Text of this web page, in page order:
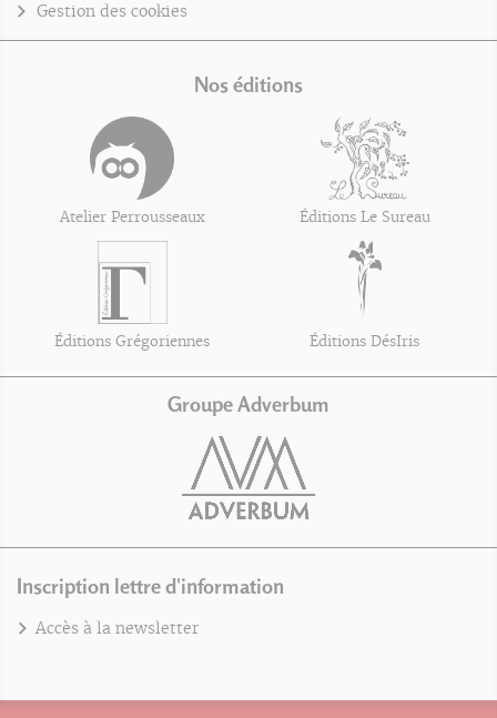
Gestion des cookies
Nos éditions
Atelier Perrousseaux Éditions Le Sureau
Éditions Grégoriennes Éditions DésIris
Groupe Adverbum
Inscription lettre d'information
Accès à la newsletter